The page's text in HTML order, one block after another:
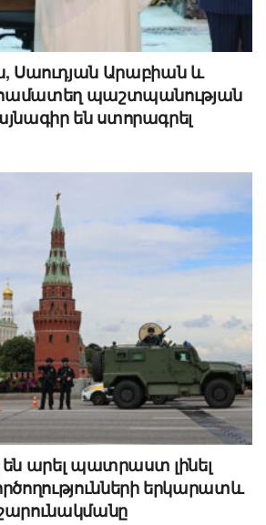
Սաուդյան Արաբիան և
պաշտպանության
են ստորագրել
են արել պատրաստ լինել
երկարատև